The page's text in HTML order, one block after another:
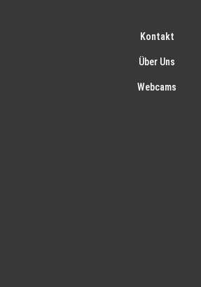
Kontakt
Über Uns
Webcams